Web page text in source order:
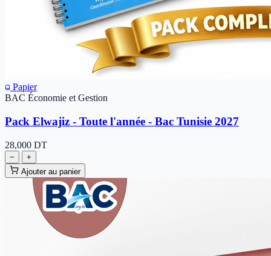
Papier
BAC Économie et Gestion
Pack Elwajiz - Toute l'année - Bac Tunisie 2027
28,000 DT
−
+
Ajouter au panier